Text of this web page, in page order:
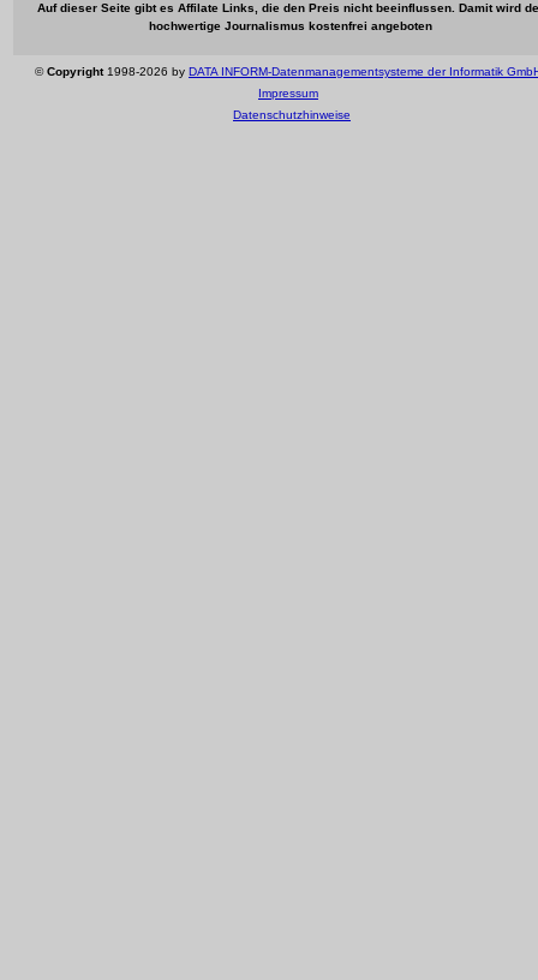
Auf dieser Seite gibt es Affilate Links, die den Preis nicht beeinflussen. Damit wird
hochwertige Journalismus kostenfrei angeboten
©Copyright1998-2026 by DATA INFORM-Datenmanagementsysteme der Informatik
Impressum
Datenschutzhinweise